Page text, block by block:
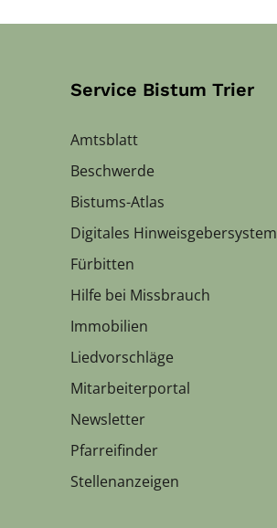
Service Bistum Trier
Amtsblatt
Beschwerde
Bistums-Atlas
Digitales Hinweisgebersystem
Fürbitten
Hilfe bei Missbrauch
Immobilien
Liedvorschläge
Mitarbeiterportal
Newsletter
Pfarreifinder
Stellenanzeigen